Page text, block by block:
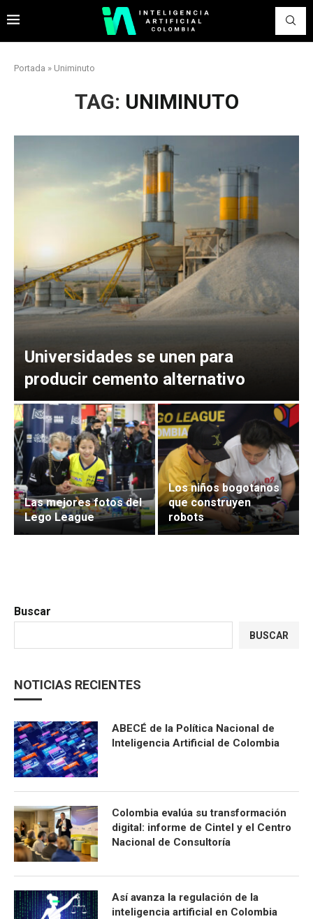
Portada » Uniminuto
TAG: UNIMINUTO
Universidades se unen para
producir cemento alternativo
Las mejores fotos del
Lego League
Los niños bogotanos
que construyen
robots
Buscar
BUSCAR
NOTICIAS RECIENTES
ABECÉ de la Política Nacional de
Inteligencia Artificial de Colombia
Colombia evalúa su transformación
digital: informe de Cintel y el Centro
Nacional de Consultoría
Así avanza la regulación de la
inteligencia artificial en Colombia